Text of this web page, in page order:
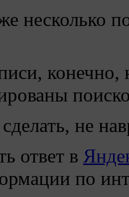
несколько
не
ответ в
по